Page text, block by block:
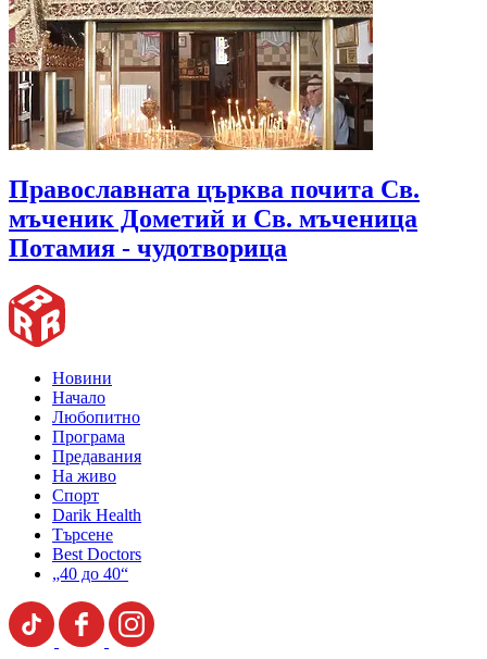
Православната църква почита Св.
мъченик Дометий и Св. мъченица
Потамия - чудотворица
Новини
Начало
Любопитно
Програма
Предавания
На живо
Спорт
Darik Health
Търсене
Best Doctors
„40 до 40“